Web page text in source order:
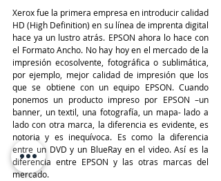
Xerox fue la primera empresa en introducir calidad
HD (High Definition) en su línea de imprenta digital
hace ya un lustro atrás. EPSON ahora lo hace con
el Formato Ancho. No hay hoy en el mercado de la
impresión ecosolvente, fotográfica o sublimática,
por ejemplo, mejor calidad de impresión que los
que se obtiene con un equipo EPSON. Cuando
ponemos un producto impreso por EPSON –un
banner, un textil, una fotografía, un mapa- lado a
lado con otra marca, la diferencia es evidente, es
notoria y es inequívoca. Es como la diferencia
entre un DVD y un BlueRay en el video. Así es la
diferencia entre EPSON y las otras marcas del
mercado.